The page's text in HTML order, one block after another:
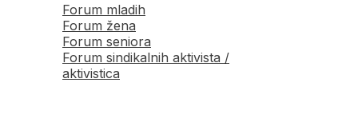
Forum mladih
Forum žena
Forum seniora
Forum sindikalnih aktivista /
aktivistica